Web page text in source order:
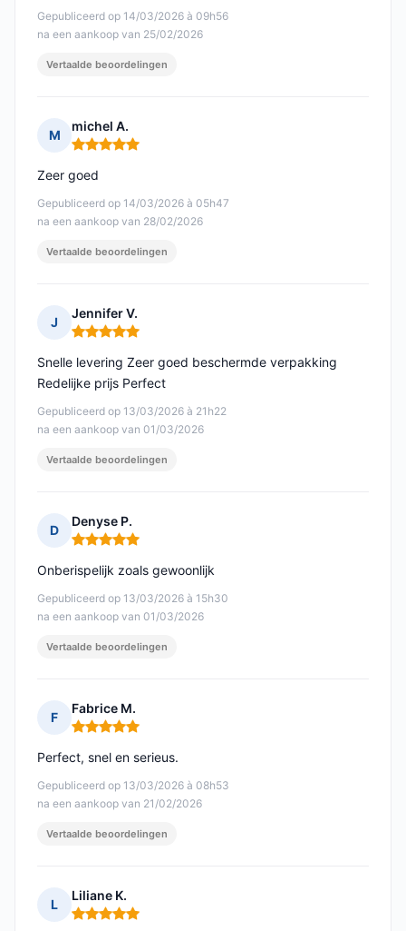
Gepubliceerd op 14/03/2026 à 09h56
na een aankoop van 25/02/2026
Vertaalde beoordelingen
M
michel A.
Opmerking: 5 van 5
Gepubliceerd op 14/03/2026 à 05h47
na een aankoop van 28/02/2026
Zeer goed
Vertaalde beoordelingen
J
Jennifer V.
Opmerking: 5 van 5
Gepubliceerd op 13/03/2026 à 21h22
na een aankoop van 01/03/2026
Snelle levering Zeer goed beschermde verpakking
Redelijke prijs Perfect
Vertaalde beoordelingen
D
Denyse P.
Opmerking: 5 van 5
Gepubliceerd op 13/03/2026 à 15h30
na een aankoop van 01/03/2026
Onberispelijk zoals gewoonlijk
Vertaalde beoordelingen
F
Fabrice M.
Opmerking: 5 van 5
Gepubliceerd op 13/03/2026 à 08h53
na een aankoop van 21/02/2026
Perfect, snel en serieus.
Vertaalde beoordelingen
L
Liliane K.
Opmerking: 5 van 5